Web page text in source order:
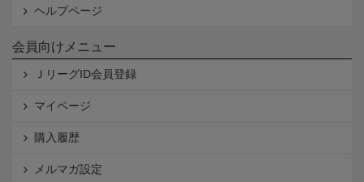
ヘルプページ
会員向けメニュー
ＪリーグID会員登録
マイページ
購入履歴
メルマガ設定